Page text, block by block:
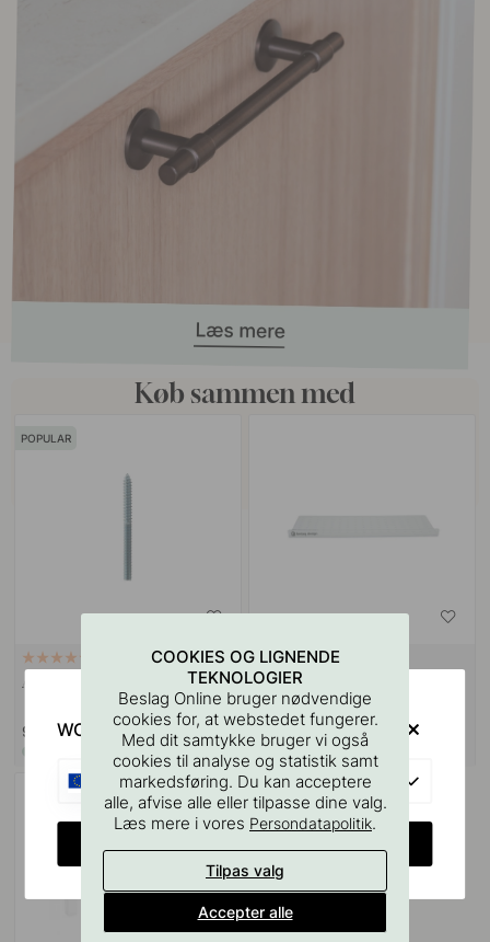
Køb sammen med
POPULAR
VÆGBESLAG
Ansatsskrue M4x50mm 1stk
9 kr
127
Boreskabelonen til Greb &
Knopper
55 kr
På lager
COOKIES OG LIGNENDE
TEKNOLOGIER
Beslag Online bruger nødvendige
cookies for, at webstedet fungerer.
Med dit samtykke bruger vi også
cookies til analyse og statistik samt
markedsføring. Du kan acceptere
alle, afvise alle eller tilpasse dine valg.
Læs mere i vores Persondatapolitik.
Tilpas valg
Accepter alle
WOULD YOU RATHER VISIT?
EU